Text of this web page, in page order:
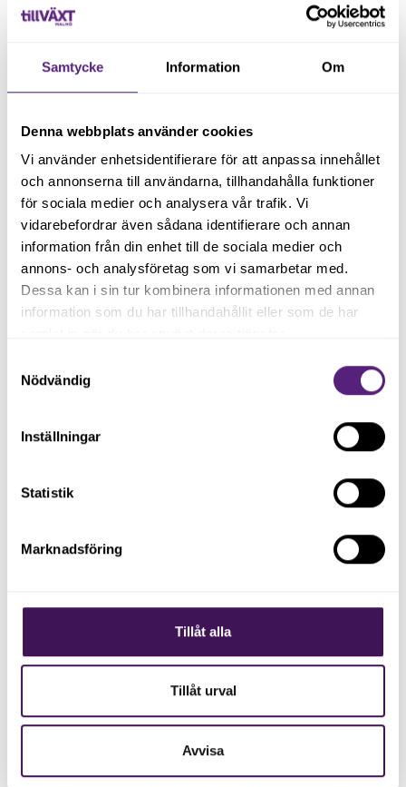
Samtycke Information Om
Denna webbplats använder cookies
Vi använder enhetsidentifierare för att anpassa innehållet
och annonserna till användarna, tillhandahålla funktioner
för sociala medier och analysera vår trafik. Vi
vidarebefordrar även sådana identifierare och annan
information från din enhet till de sociala medier och
annons- och analysföretag som vi samarbetar med.
Dessa kan i sin tur kombinera informationen med annan
information som du har tillhandahållit eller som de har
Nödvändig
Inställningar
Statistik
Marknadsföring
Tillåt alla
Tillåt urval
Avvisa
den och förvandla den till något konkret. Då växer vi
hållbar stad.
Intresserad av att veta mer eller samarbeta med ON
TRACK? Kontakta dem och följ dem i deras sociala
medier!
ontrack@uppstartmalmo.se
http://ontrackmalmo.se/
@ontrackmalmo
nyhetsbrev
Registrera dig på vårt nyhetsbrev och håll dig uppdaterad
med senaste nyheterna.